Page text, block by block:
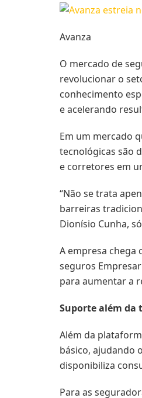
Avanza
O mercado de
revolucionar o
conhecimento
e acelerando
Em um mercado
tecnológicas são
e corretores em
“Não se trata
barreiras
Dionísio Cunha,
A empresa
seguros
para aumentar a
Suporte além da
Além da
básico, ajudando
disponibiliza
Para as